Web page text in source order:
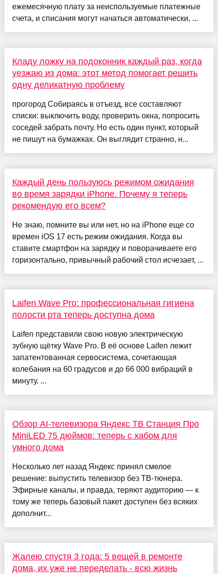
ежемесячную плату за неиспользуемые платежные
счета, и списания могут начаться автоматически, ...
Кладу ложку на подоконник каждый раз, когда
уезжаю из дома: этот метод помогает решить
одну деликатную проблему
прогород Собираясь в отъезд, все составляют
списки: выключить воду, проверить окна, попросить
соседей забрать почту. Но есть один пункт, который
не пишут на бумажках. Он выглядит странно, н...
Каждый день пользуюсь режимом ожидания
во время зарядки iPhone. Почему я теперь
рекомендую его всем?
Не знаю, помните вы или нет, но на iPhone еще со
времен iOS 17 есть режим ожидания. Когда вы
ставите смартфон на зарядку и поворачиваете его
горизонтально, привычный рабочий стол исчезает, ...
Laifen Wave Pro: профессиональная гигиена
полости рта теперь доступна дома
Laifen представили свою новую электрическую
зубную щётку Wave Pro. В её основе Laifen лежит
запатентованная сервосистема, сочетающая
колебания на 60 градусов и до 66 000 вибраций в
минуту. ...
Обзор AI-телевизора Яндекс ТВ Станция Про
MiniLED 75 дюймов: теперь с хабом для
умного дома
Несколько лет назад Яндекс принял смелое
решение: выпустить телевизор без ТВ-тюнера.
Эфирные каналы, и правда, теряют аудиторию — к
тому же теперь базовый пакет доступен без всяких
дополнит...
Жалею спустя 3 года: 5 вещей в ремонте
дома, их уже не переделать - всю жизнь